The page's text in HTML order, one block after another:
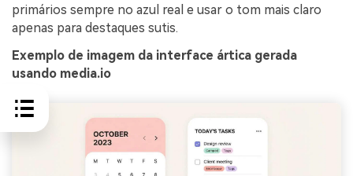
primários sempre no azul real e usar o tom mais claro
apenas para destaques sutis.
Exemplo de imagem da interface ártica gerada
usando media.io